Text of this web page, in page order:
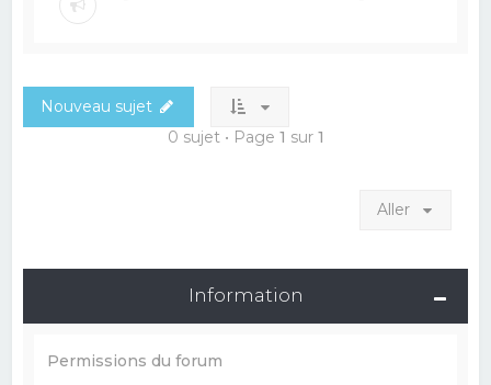
Nouveau sujet
0 sujet • Page 1 sur 1
Aller
Information
Permissions du forum